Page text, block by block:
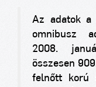
Az adatok a
omnibusz
2008.
összesen
felnőtt korú